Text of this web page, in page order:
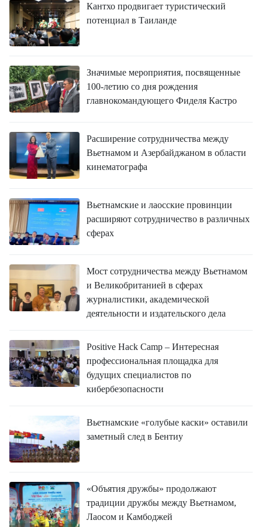
Кантхо продвигает туристический
потенциал в Таиланде
Значимые мероприятия, посвященные
100-летию со дня рождения
главнокомандующего Фиделя Кастро
Расширение сотрудничества между
Вьетнамом и Азербайджаном в области
кинематографа
Вьетнамские и лаосские провинции
расширяют сотрудничество в различных
сферах
Мост сотрудничества между Вьетнамом
и Великобританией в сферах
журналистики, академической
деятельности и издательского дела
Positive Hack Camp – Интересная
профессиональная площадка для
будущих специалистов по
кибербезопасности
Вьетнамские «голубые каски» оставили
заметный след в Бентиу
«Объятия дружбы» продолжают
традиции дружбы между Вьетнамом,
Лаосом и Камбоджей